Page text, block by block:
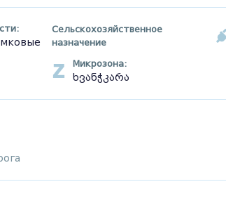
Сельскохозяйственное
назначение
Микрозона:
ხვანჭკარა